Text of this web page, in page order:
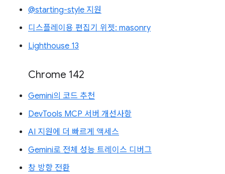
@starting-style 지원
디스플레이용 편집기 위젯: masonry
Lighthouse 13
Chrome 142
Gemini의 코드 추천
DevTools MCP 서버 개선사항
AI 지원에 더 빠르게 액세스
Gemini로 전체 성능 트레이스 디버그
창 방향 전환